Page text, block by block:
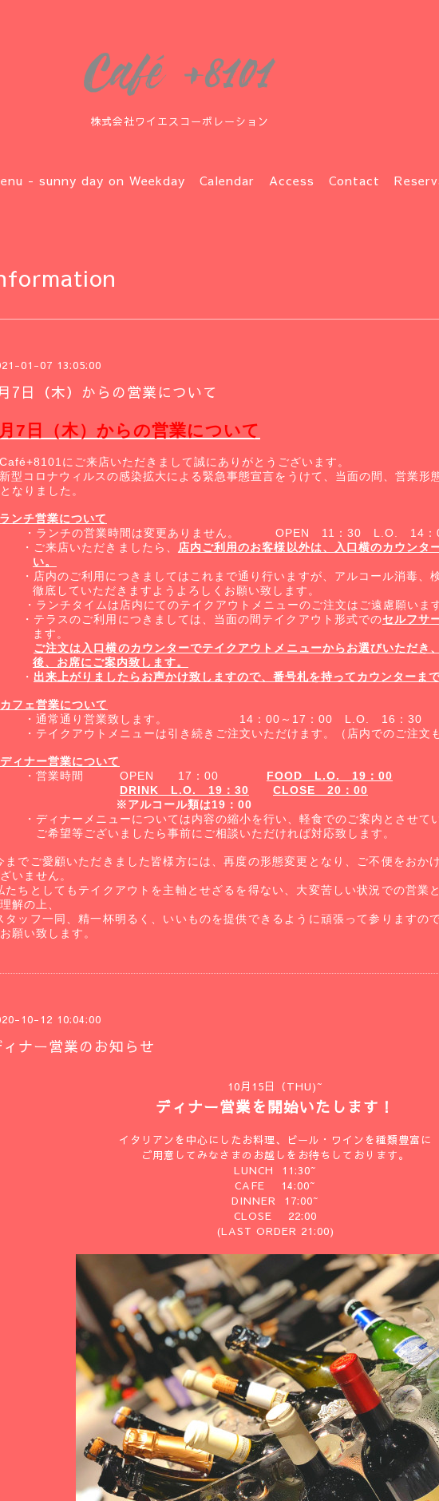
株式会社ワイエスコーポレーション
- sunny day on Weekday Calendar Access Contact
01-07 13:05:00
7日（木）からの営業について
月 7 日（木）からの営業について
Café+8101 にご来店いただきまして誠にありがとうございます。
新型コロナウィルスの感染拡大による緊急事態宣言をうけて、当面の間、営業形
なりました。
ランチ営業について
ランチの営業時間は変更ありません。 OPEN 11 ： 30 L.O. 14 ：
・ご来店いただきましたら、
店内ご利用のお客様以外は、入口横のカウンタ
い。
・店内のご利用につきましてはこれまで通り行いますが、アルコール消毒、
徹底していただきますようよろしくお願い致します。
ランチタイムは店内にてのテイクアウトメニューのご注文はご遠慮願います
・テラスのご利用につきましては、当面の間テイクアウト形式でのセルフサ
ます。
ご注文は入口横のカウンターでテイクアウトメニューからお選びいただき
後、お席にご案内致します。
・ 出来上がりましたらお声かけ致しますので、番号札を持ってカウンターま
カフェ営業について
通常通り営業致します。 14 ： 00 ～ 17 ： 00 L.O. 16 ： 30
テイクアウトメニューは引き続きご注文いただけます。（店内でのご注文も
ディナー営業について
営業時間 OPEN 17 ： 00 FOOD L.O. 19 ： 00
DRINK
L.O. 19 ： 30 CLOSE 20 ： 00
アルコール類は19：00
ディナーメニューについては内容の縮小を行い、軽食でのご案内とさせてい
希望等ございましたら事前にご相談いただければ対応致します。
までご愛顧いただきました皆様方には、再度の形態変更となり、ご不便をおか
いません。
たちとしてもテイクアウトを主軸とせざるを得ない、大変苦しい状況での営業
解の上、
タッフ一同、精一杯明るく、いいものを提供できるように頑張って参りますの
願い致します。
10-12 10:04:00
ィナー営業のお知らせ
10月15日（THU)~
ディナー営業を開始いたします！
イタリアンを中心にしたお料理、ビール・ワインを種類豊富に
ご用意してみなさまのお越しをお待ちしております。
LUNCH 11:30~
CAFE 14:00~
DINNER 17:00~
CLOSE 22:00
(LAST ORDER 21:00)